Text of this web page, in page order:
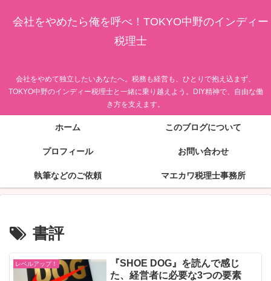
会社をやめたら俺を呼べ！TOKYO中野のインディー
税理士
会社をやめて独立したいあなたへ。税務も経営も、ひとりで抱え込まず、
TOKYO中野のインディー税理士と一緒に乗り越えよう。DIY精神で、自由な働
き方を支えます。
ホーム このブログについて
プロフィール お問い合わせ
執筆などのご依頼 マエカワ税理士事務所
書評
レベルアップ！
『SHOE DOG』を読んで感じ
た、経営者に必要な3つの要素